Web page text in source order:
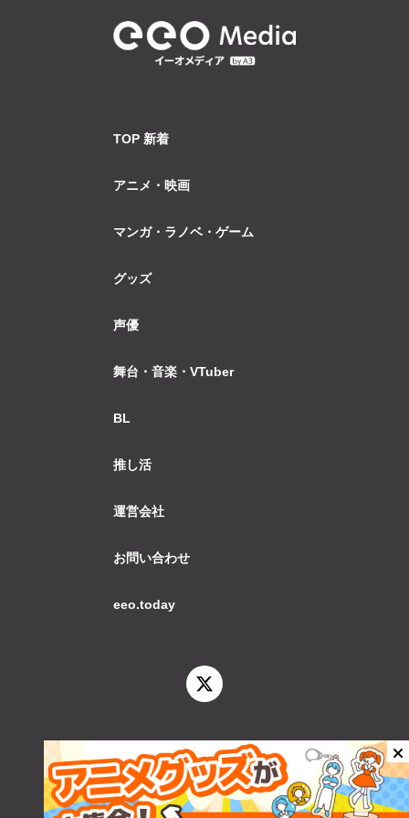
TOP 新着
アニメ・映画
マンガ・ラノベ・ゲーム
グッズ
声優
舞台・音楽・VTuber
BL
推し活
運営会社
お問い合わせ
eeo.today
© 2026 eeo.today